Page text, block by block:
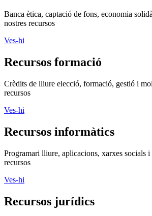
Banca ètica, captació de fons, economia
nostres recursos
Ves-hi
Recursos formació
Crèdits de lliure elecció, formació, gestió i
recursos
Ves-hi
Recursos informàtics
Programari lliure, aplicacions, xarxes socials i
recursos
Ves-hi
Recursos jurídics